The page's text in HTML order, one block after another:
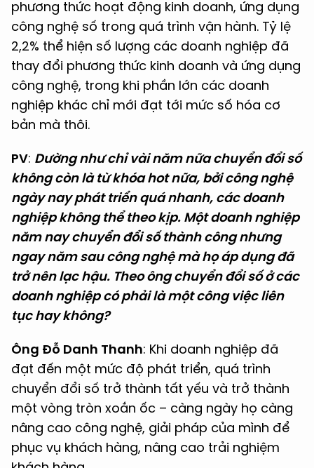
phương thức hoạt động kinh doanh, ứng dụng
công nghệ số trong quá trình vận hành. Tỷ lệ
2,2% thể hiện số lượng các doanh nghiệp đã
thay đổi phương thức kinh doanh và ứng dụng
công nghệ, trong khi phần lớn các doanh
nghiệp khác chỉ mới đạt tới mức số hóa cơ
bản mà thôi.
PV: Dường như chỉ vài năm nữa chuyển đổi số
không còn là từ khóa hot nữa, bởi công nghệ
ngày nay phát triển quá nhanh, các doanh
nghiệp không thể theo kịp. Một doanh nghiệp
năm nay chuyển đổi số thành công nhưng
ngay năm sau công nghệ mà họ áp dụng đã
trở nên lạc hậu. Theo ông chuyển đổi số ở các
doanh nghiệp có phải là một công việc liên
tục hay không?
Ông Đỗ Danh Thanh: Khi doanh nghiệp đã
đạt đến một mức độ phát triển, quá trình
chuyển đổi số trở thành tất yếu và trở thành
một vòng tròn xoắn ốc – càng ngày họ càng
nâng cao công nghệ, giải pháp của mình để
phục vụ khách hàng, nâng cao trải nghiệm